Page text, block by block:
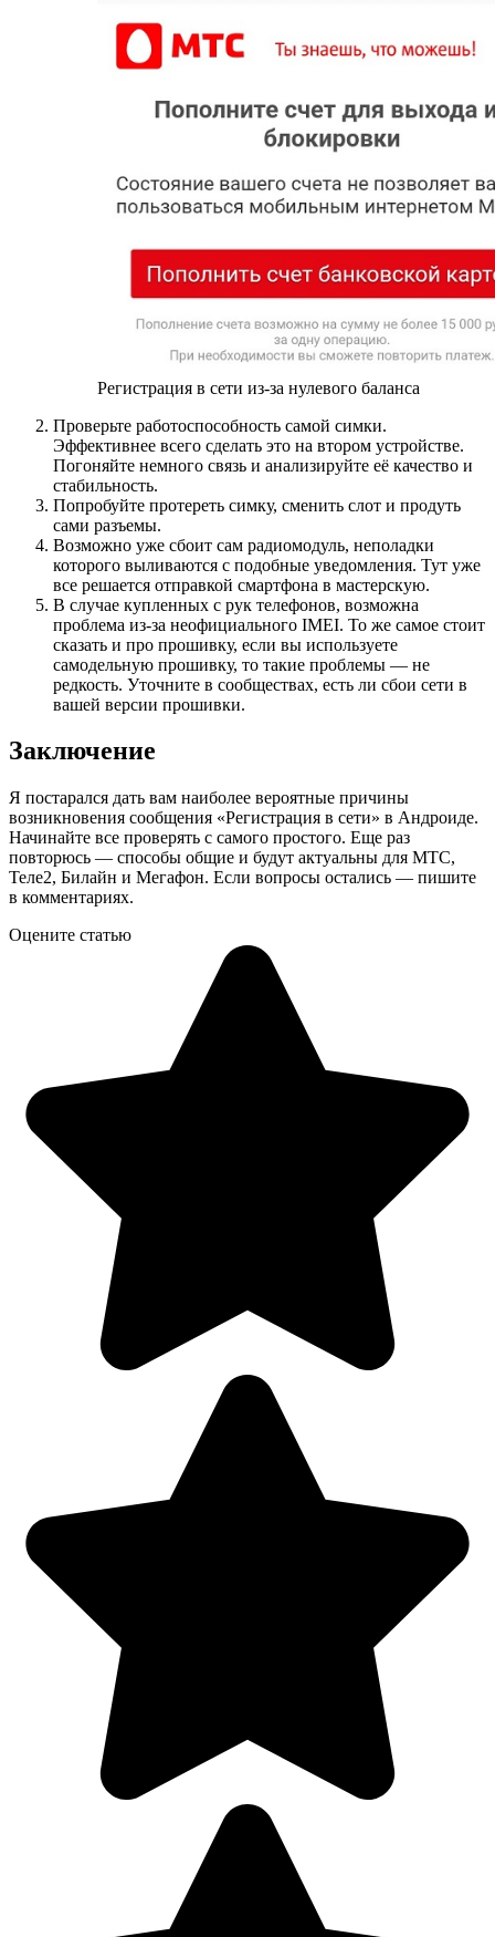
Регистрация в сети из-за нулевого баланса
Проверьте работоспособность самой симки.
Эффективнее всего сделать это на втором устройстве.
Погоняйте немного связь и анализируйте её качество и
стабильность.
Попробуйте протереть симку, сменить слот и продуть
сами разъемы.
Возможно уже сбоит сам радиомодуль, неполадки
которого выливаются с подобные уведомления. Тут уже
все решается отправкой смартфона в мастерскую.
В случае купленных с рук телефонов, возможна
проблема из-за неофициального IMEI. То же самое стоит
сказать и про прошивку, если вы используете
самодельную прошивку, то такие проблемы — не
редкость. Уточните в сообществах, есть ли сбои сети в
вашей версии прошивки.
Заключение
Я постарался дать вам наиболее вероятные причины
возникновения сообщения «Регистрация в сети» в Андроиде.
Начинайте все проверять с самого простого. Еще раз
повторюсь — способы общие и будут актуальны для МТС,
Теле2, Билайн и Мегафон. Если вопросы остались — пишите
в комментариях.
Оцените статью